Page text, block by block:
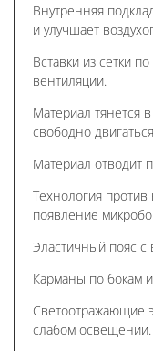
Внутренняя
и улучшает
Вставки из сетки
вентиляции.
Материал тянется
свободно
Материал отводит
Технология
появление
Эластичный пояс
Карманы по бокам
Светоотражающие
слабом освещении.